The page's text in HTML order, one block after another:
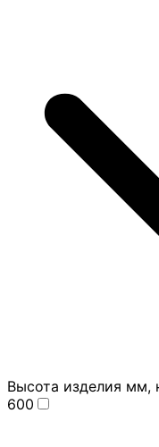
Высота изделия мм,
600